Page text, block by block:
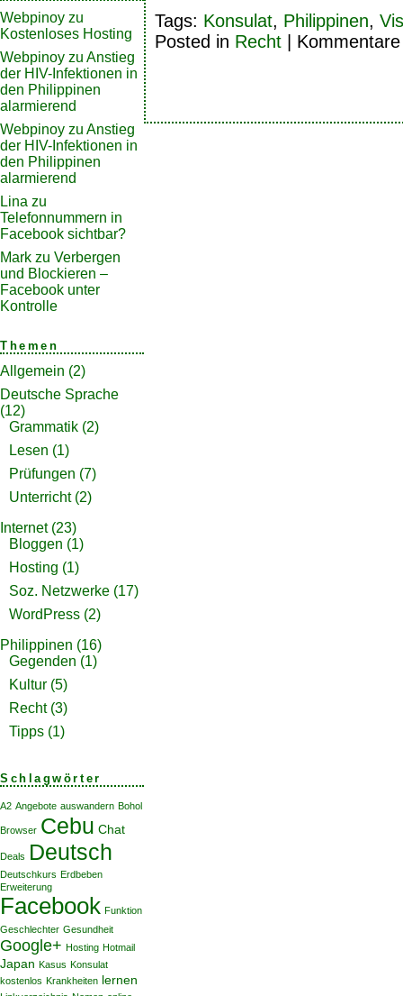
Webpinoy zu
Kostenloses Hosting
Webpinoy zu Anstieg
der HIV-Infektionen in
den Philippinen
alarmierend
Webpinoy zu Anstieg
der HIV-Infektionen in
den Philippinen
alarmierend
Lina zu
Telefonnummern in
Facebook sichtbar?
Mark zu Verbergen
und Blockieren –
Facebook unter
Kontrolle
Themen
Allgemein (2)
Deutsche Sprache
(12)
Grammatik (2)
Lesen (1)
Prüfungen (7)
Unterricht(2)
Internet(23)
Bloggen (1)
Hosting (1)
Soz. Netzwerke (17)
WordPress (2)
Philippinen (16)
Gegenden (1)
Kultur (5)
Recht(3)
Tipps (1)
Schlagwörter
A2 Angebote auswandern Bohol
Browser Cebu Chat
Deals Deutsch
Deutschkurs Erdbeben
Erweiterung
Facebook Funktion
Geschlechter Gesundheit
Google+ Hosting Hotmail
Japan Kasus Konsulat
kostenlos Krankheiten lernen
Tags: Konsulat, Philippinen,
Posted in Recht |